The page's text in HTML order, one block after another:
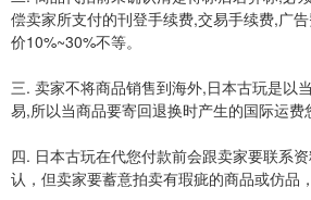
偿卖家所支付的刊登手续费,交易手续费,广
价10%~30%不等。
三. 卖家不将商品销售到海外,日本古玩是以
易,所以当商品要寄回退换时产生的国际运费
四. 日本古玩在代您付款前会跟卖家要联系
认，但卖家要蓄意拍卖有瑕疵的商品或仿品